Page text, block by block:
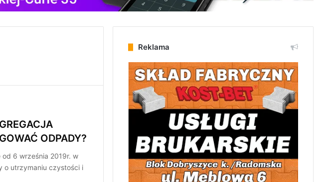
ODPADY?
6 września 2019r. w
o utrzymaniu czystości i
Reklama